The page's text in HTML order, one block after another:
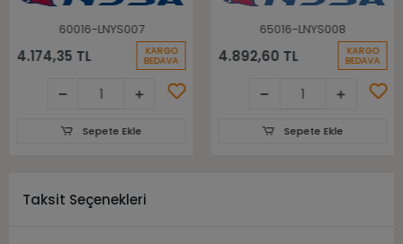
60016-LNYS007
4.174,35 TL KARGO
BEDAVA
Sepete Ekle
65016-LNYS008
4.892,60 TL KARGO
BEDAVA
Sepete Ekle
Taksit Seçenekleri